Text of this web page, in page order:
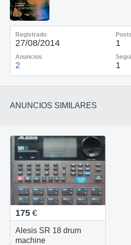
Registrado
27/08/2014 1
Anuncios
2 1
ANUNCIOS SIMILARES
175 €
Alesis SR 18 drum
machine